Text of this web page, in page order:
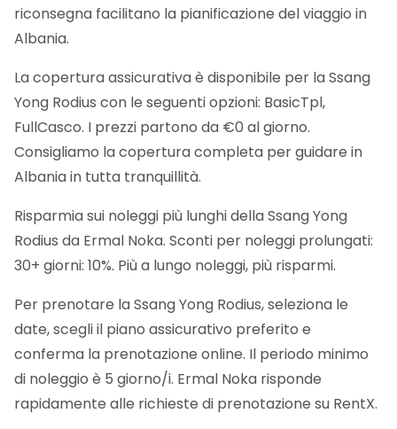
riconsegna facilitano la pianificazione del viaggio in
Albania.
La copertura assicurativa è disponibile per la Ssang
Yong Rodius con le seguenti opzioni: BasicTpl,
FullCasco. I prezzi partono da €0 al giorno.
Consigliamo la copertura completa per guidare in
Albania in tutta tranquillità.
Risparmia sui noleggi più lunghi della Ssang Yong
Rodius da Ermal Noka. Sconti per noleggi prolungati:
30+ giorni: 10%. Più a lungo noleggi, più risparmi.
Per prenotare la Ssang Yong Rodius, seleziona le
date, scegli il piano assicurativo preferito e
conferma la prenotazione online. Il periodo minimo
di noleggio è 5 giorno/i. Ermal Noka risponde
rapidamente alle richieste di prenotazione su RentX.